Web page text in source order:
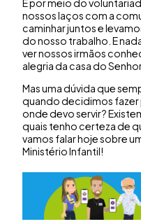
nossos laços com a
caminhar juntos e
do nosso trabalho. E
ver nossos irmãos
alegria da casa do
Mas uma dúvida que
quando decidimos
onde devo servir?
quais tenho certeza de
vamos falar hoje sobre
Ministério Infantil!